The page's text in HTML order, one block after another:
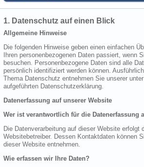
1. Datenschutz auf einen Blick
Allgemeine Hinweise
Die folgenden Hinweise geben einen einfachen
Ihren personenbezogenen Daten passiert, wenn
besuchen. Personenbezogene Daten sind alle
persönlich identifiziert werden können.
Thema Datenschutz entnehmen Sie unserer
aufgeführten Datenschutzerklärung.
Datenerfassung auf unserer Website
Wer ist verantwortlich für die Datenerfassung
Die Datenverarbeitung auf dieser Website erfolgt
Websitebetreiber. Dessen Kontaktdaten können
dieser Website entnehmen.
Wie erfassen wir Ihre Daten?